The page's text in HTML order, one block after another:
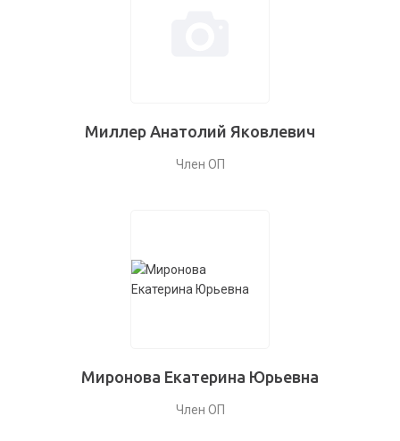
Миллер Анатолий Яковлевич
Член ОП
Миронова Екатерина Юрьевна
Член ОП